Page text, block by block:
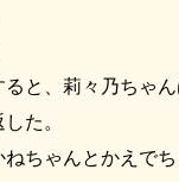
と、莉々乃ちゃ
た。
ねちゃんとかえで